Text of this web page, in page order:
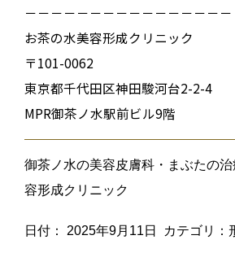
－－－－－－－－－－－－－－－－
お茶の水美容形成クリニック
〒101-0062
東京都千代田区神田駿河台2-2-4
MPR御茶ノ水駅前ビル9階
御茶ノ水の美容皮膚科・まぶたの
容形成クリニック
日付： 2025年9月11日 カテゴリ：